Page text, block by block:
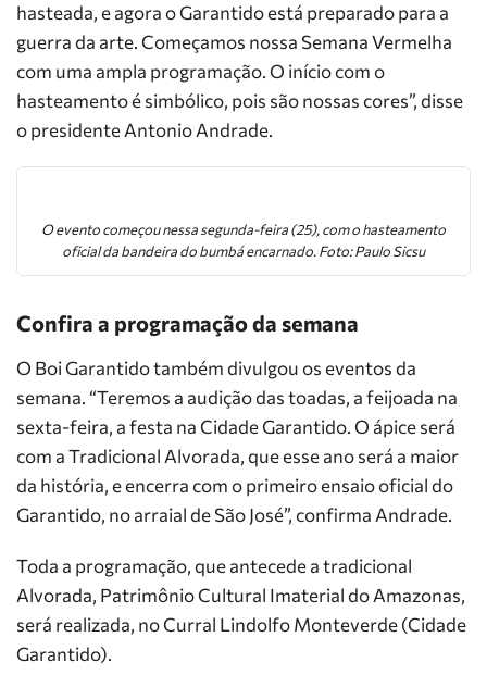
hasteada, e agora o Garantido está preparado para a
guerra da arte. Começamos nossa Semana Vermelha
com uma ampla programação. O início com o
hasteamento é simbólico, pois são nossas cores”, disse
o presidente Antonio Andrade.
O evento começou nessa segunda-feira (25), com o hasteamento
oficial da bandeira do bumbá encarnado. Foto: Paulo Sicsu
Confira a programação da semana
O Boi Garantido também divulgou os eventos da
semana. “Teremos a audição das toadas, a feijoada na
sexta-feira, a festa na Cidade Garantido. O ápice será
com a Tradicional Alvorada, que esse ano será a maior
da história, e encerra com o primeiro ensaio oficial do
Garantido, no arraial de São José”, confirma Andrade.
Toda a programação, que antecede a tradicional
Alvorada, Patrimônio Cultural Imaterial do Amazonas,
será realizada, no Curral Lindolfo Monteverde (Cidade
Garantido).